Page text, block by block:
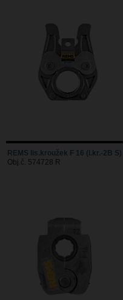
REMS lis.kroužek F 16 (l.kr.-2B S)
Obj.č. 574728 R